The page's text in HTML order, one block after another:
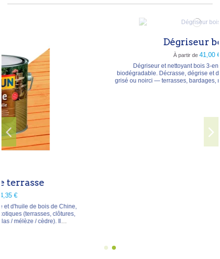
Dégriseur et nettoyant bois 3-en-1 à base d'eau,
biodégradable. Décrasse, dégrise et dilate les pores du bois
grisé ou noirci — terrasses, bardages, mobilier, claustras — et
favorise l'accroche des saturateurs et lasures. Type →
nettoyant-dégriseur incolore Rendement → 5 m²/L Application